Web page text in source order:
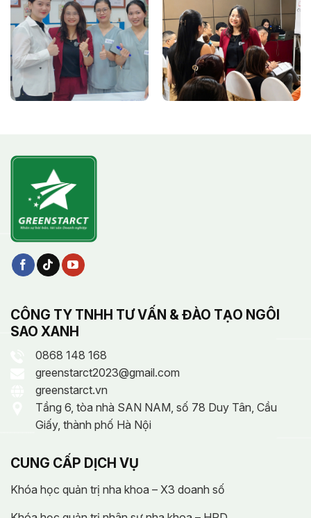
CÔNG TY TNHH TƯ VẤN & ĐÀO TẠO NGÔI
SAO XANH
0868 148 168
greenstarct2023@gmail.com
greenstarct.vn
Tầng 6, tòa nhà SAN NAM, số 78 Duy Tân, Cầu
Giấy, thành phố Hà Nội
CUNG CẤP DỊCH VỤ
Khóa học quản trị nha khoa – X3 doanh số